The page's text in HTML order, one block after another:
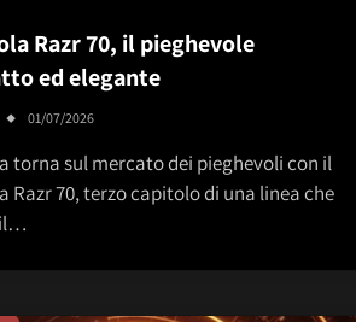
Razr 70, il pieghevole
ed elegante
01/07/2026
torna sul mercato dei pieghevoli con il
Razr 70, terzo capitolo di una linea che
il…